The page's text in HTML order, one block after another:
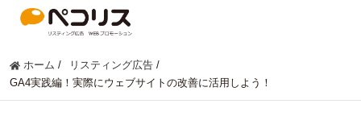
ホーム / リスティング広告 /
GA4実践編！実際にウェブサイトの改善に活用しよう！